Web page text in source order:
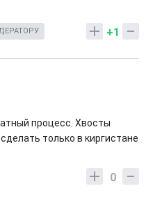
+1
процесс. Хвосты
только в киргистане
0